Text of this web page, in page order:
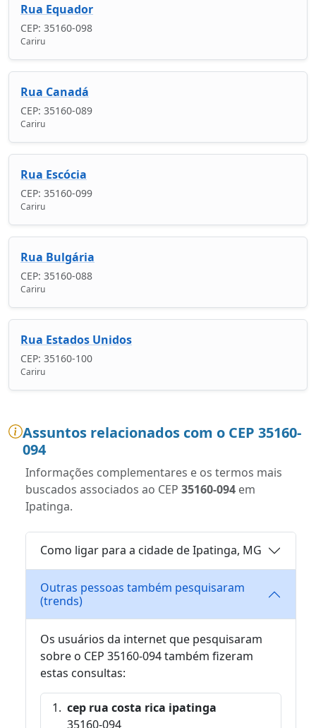
Rua Equador
CEP: 35160-098
Cariru
Rua Canadá
CEP: 35160-089
Cariru
Rua Escócia
CEP: 35160-099
Cariru
Rua Bulgária
CEP: 35160-088
Cariru
Rua Estados Unidos
CEP: 35160-100
Cariru
Assuntos relacionados com o CEP 35160-
094
Informações complementares e os termos mais
buscados associados ao CEP 35160-094 em
Ipatinga.
Como ligar para a cidade de Ipatinga, MG
Outras pessoas também pesquisaram
(trends)
Os usuários da internet que pesquisaram
sobre o CEP 35160-094 também fizeram
estas consultas:
cep rua costa rica ipatinga
35160-094